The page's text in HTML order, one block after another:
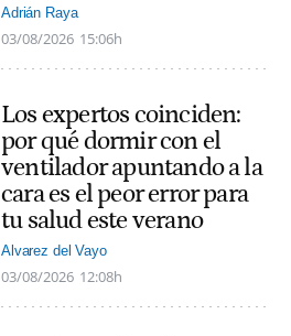
Adrián Raya
03/08/2026 15:06h
Los expertos coinciden:
por qué dormir con el
ventilador apuntando a la
cara es el peor error para
tu salud este verano
Alvarez del Vayo
03/08/2026 12:08h